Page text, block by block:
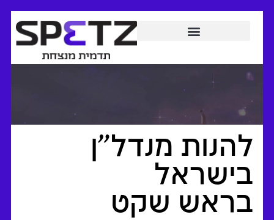
להנות מנדל"ן
בישראל
בראש שקט